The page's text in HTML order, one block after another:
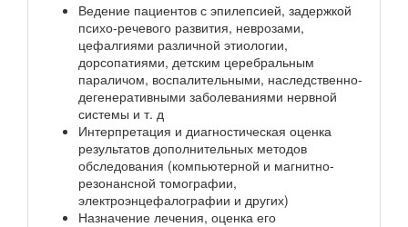
Ведение пациентов с эпилепсией, задержкой
психо-речевого развития, неврозами,
цефалгиями различной этиологии,
дорсопатиями, детским церебральным
параличом, воспалительными, наследственно-
дегенеративными заболеваниями нервной
системы и т. д
Интерпретация и диагностическая оценка
результатов дополнительных методов
обследования (компьютерной и магнитно-
резонансной томографии,
электроэнцефалографии и других)
Назначение лечения, оценка его